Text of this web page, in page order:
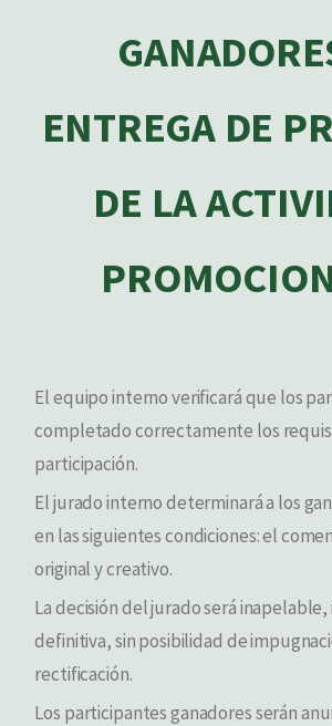
ENTREGA DE
DE LA
El equipo interno verificará que los
completado correctamente los
participación.
El jurado interno determinará a los
en las siguientes condiciones: el
original y creativo.
La decisión del jurado será
definitiva, sin posibilidad de
rectificación.
Los participantes ganadores serán